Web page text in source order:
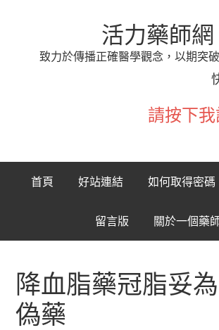
活力藥師網
致力於傳播正確醫學觀念，以期突
請按下
首頁 好站連結 如何取得密碼
留言版 關於一個藥
降血脂藥冠脂妥
偽藥